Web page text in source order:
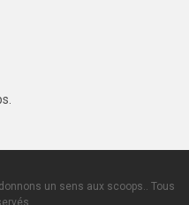
un sens aux scoops.. Tous